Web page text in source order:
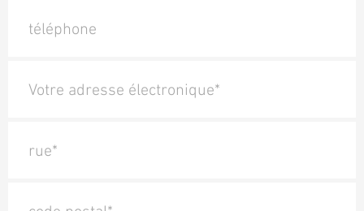
téléphone
Votre adresse électronique*
rue*